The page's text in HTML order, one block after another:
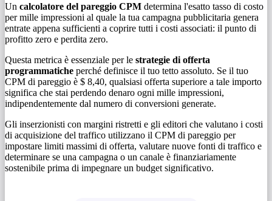
Un calcolatore del pareggio CPM determina l'esatto tasso di costo
per mille impressioni al quale la tua campagna pubblicitaria genera
entrate appena sufficienti a coprire tutti i costi associati: il punto di
profitto zero e perdita zero.
Questa metrica è essenziale per le strategie di offerta
programmatiche perché definisce il tuo tetto assoluto. Se il tuo
CPM di pareggio è $ 8,40, qualsiasi offerta superiore a tale importo
significa che stai perdendo denaro ogni mille impressioni,
indipendentemente dal numero di conversioni generate.
Gli inserzionisti con margini ristretti e gli editori che valutano i costi
di acquisizione del traffico utilizzano il CPM di pareggio per
impostare limiti massimi di offerta, valutare nuove fonti di traffico e
determinare se una campagna o un canale è finanziariamente
sostenibile prima di impegnare un budget significativo.